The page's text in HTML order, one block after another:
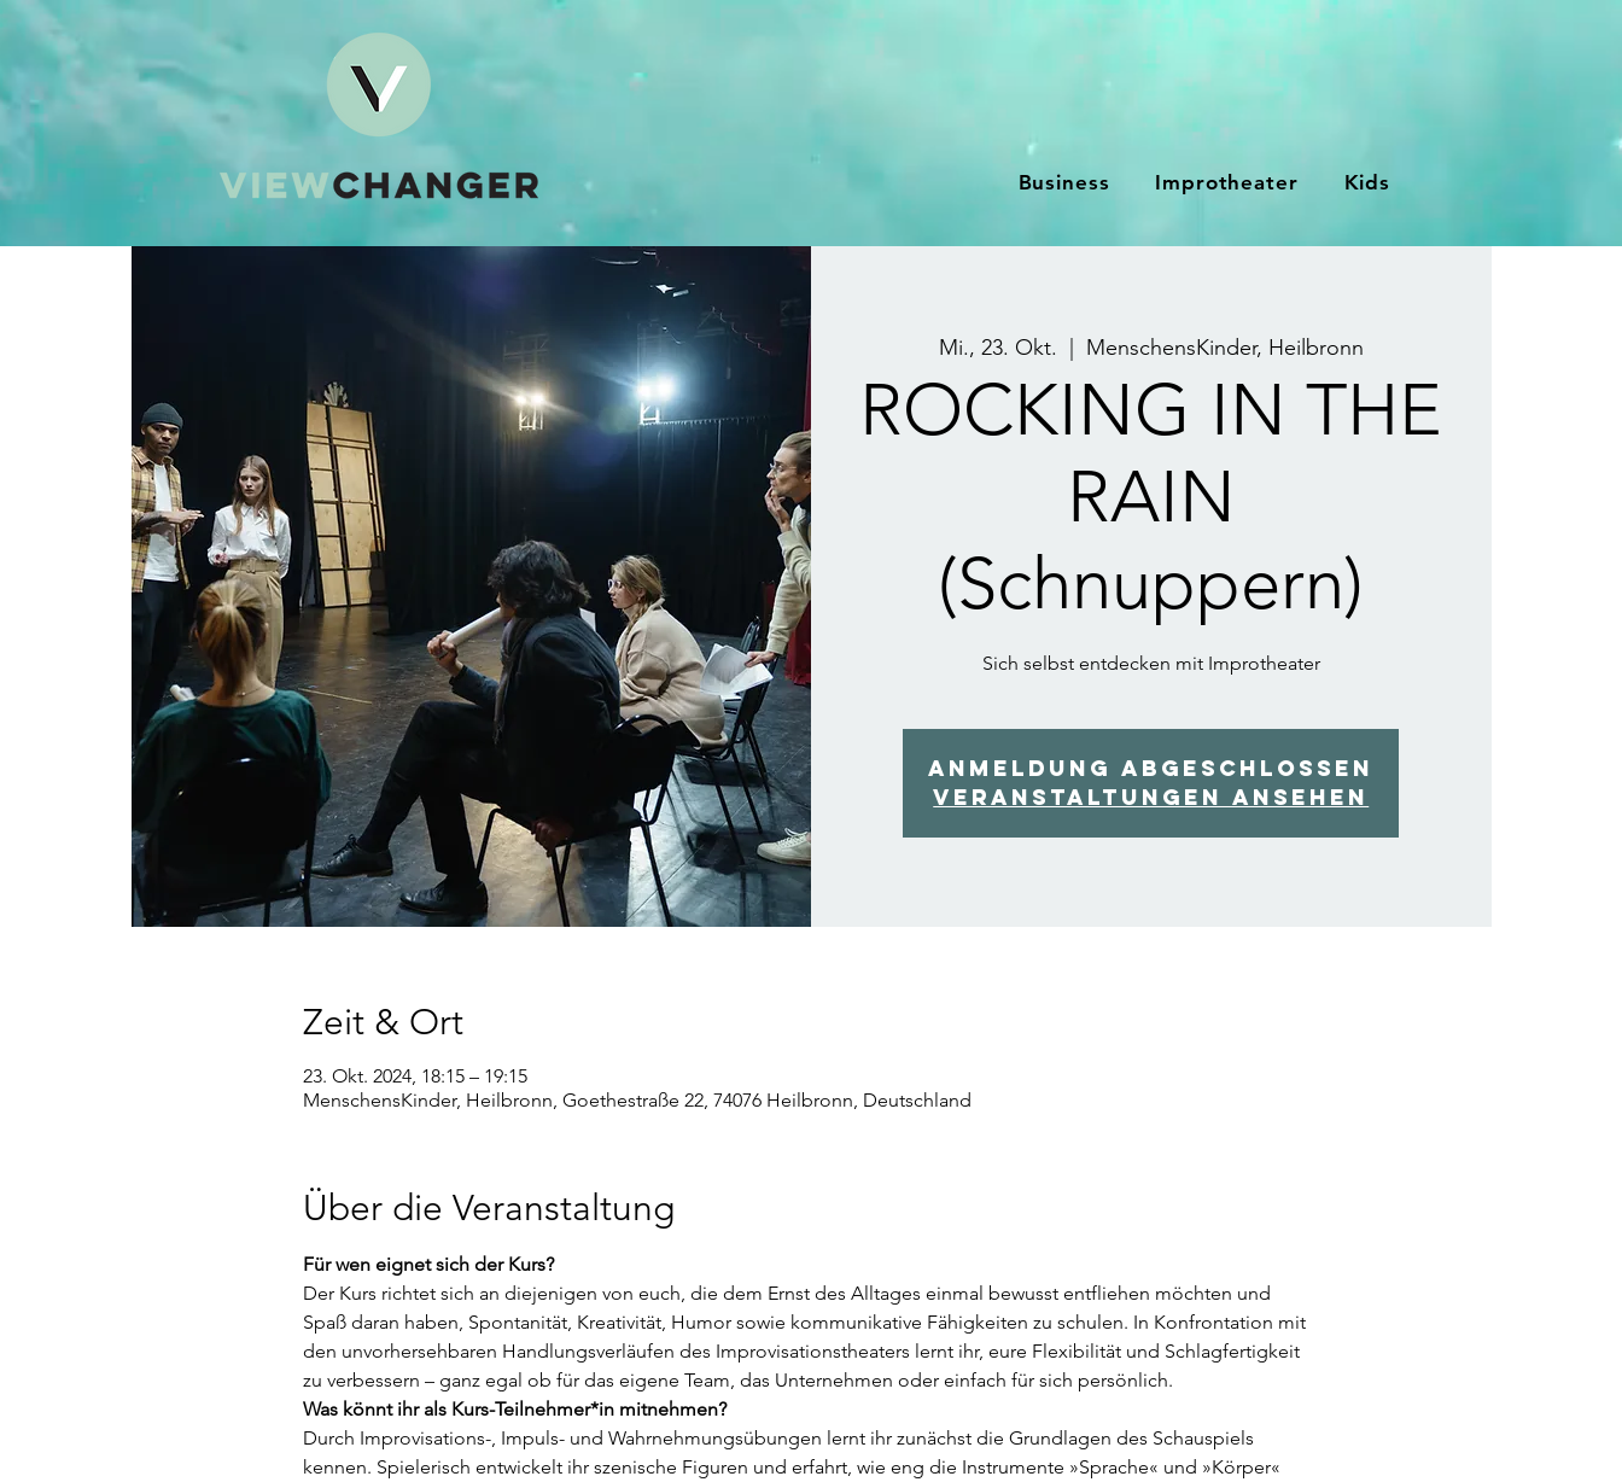
Business Improtheater Kids
Mi., 23. Okt. MenschensKinder, Heilbronn
ROCKING IN THE
RAIN
(Schnuppern)
Sich selbst entdecken mit Improtheater
Anmeldung abgeschlossen
Veranstaltungen ansehen
Zeit & Ort
23. Okt. 2024, 18:15 – 19:15
MenschensKinder, Heilbronn, Goethestraße 22, 74076 Heilbronn, Deutschland
Über die Veranstaltung
Für wen eignet sich der Kurs?
Der Kurs richtet sich an diejenigen von euch, die dem Ernst des Alltages einmal bewusst entfliehen möchten und
Spaß daran haben, Spontanität, Kreativität, Humor sowie kommunikative Fähigkeiten zu schulen. In Konfrontation mit
den unvorhersehbaren Handlungsverläufen des Improvisationstheaters lernt ihr, eure Flexibilität und Schlagfertigkeit
zu verbessern – ganz egal ob für das eigene Team, das Unternehmen oder einfach für sich persönlich.
Was könnt ihr als Kurs-Teilnehmer*in mitnehmen?
Durch Improvisations-, Impuls- und Wahrnehmungsübungen lernt ihr zunächst die Grundlagen des Schauspiels
kennen. Spielerisch entwickelt ihr szenische Figuren und erfahrt, wie eng die Instrumente »Sprache« und »Körper«